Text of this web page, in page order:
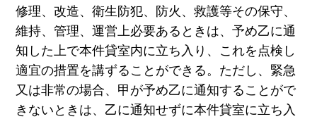
修理、改造、衛生防犯、防火、救護等その保守、
維持、管理、運営上必要あるときは、予め乙に通
知した上で本件貸室内に立ち入り、これを点検し
適宜の措置を講ずることができる。ただし、緊急
又は非常の場合、甲が予め乙に通知することがで
きないときは、乙に通知せずに本件貸室に立ち入